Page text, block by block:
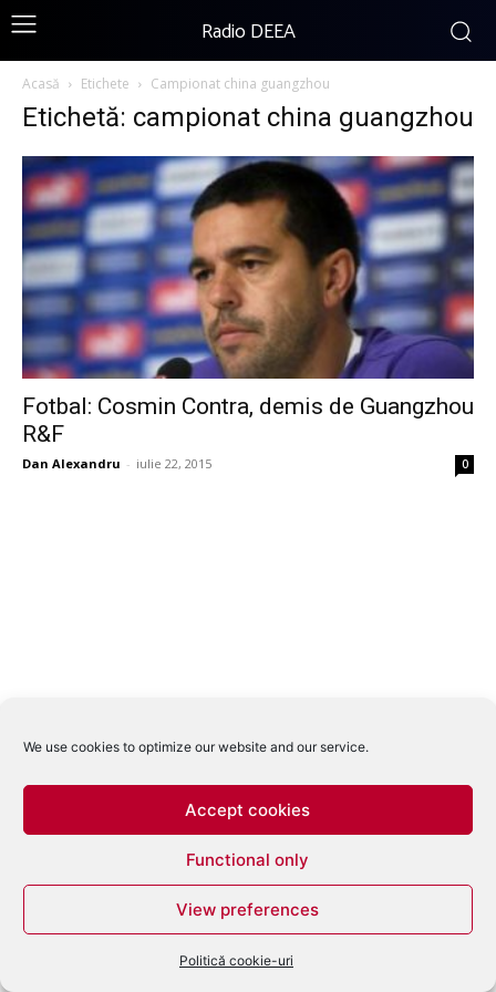
We use cookies to optimize our website and our service.
Accept cookies
Functional only
View preferences
Politică cookie-uri
Radio DEEA
Acasă Etichete Campionat china guangzhou
Etichetă: campionat china guangzhou
Fotbal: Cosmin Contra, demis de Guangzhou
R&F
Dan Alexandru - iulie 22, 2015 0